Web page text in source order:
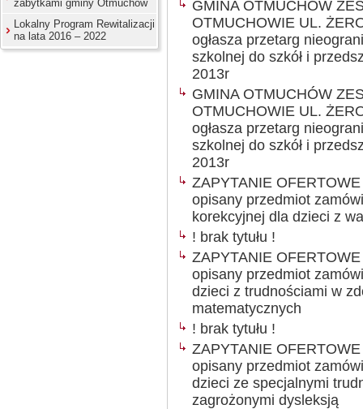
zabytkami gminy Otmuchów
Lokalny Program Rewitalizacji
na lata 2016 – 2022
GMINA OTMUCHÓW
OTMUCHOWIE UL.
ogłasza przetarg
szkolnej do szkół i
2013r
GMINA OTMUCHÓW
OTMUCHOWIE UL.
ogłasza przetarg
szkolnej do szkół i
2013r
ZAPYTANIE
opisany przedmiot
korekcyjnej dla dzieci z
! brak tytułu !
ZAPYTANIE
opisany przedmiot
dzieci z trudnościami w
matematycznych
! brak tytułu !
ZAPYTANIE
opisany przedmiot
dzieci ze specjalnymi
zagrożonymi dysleksją